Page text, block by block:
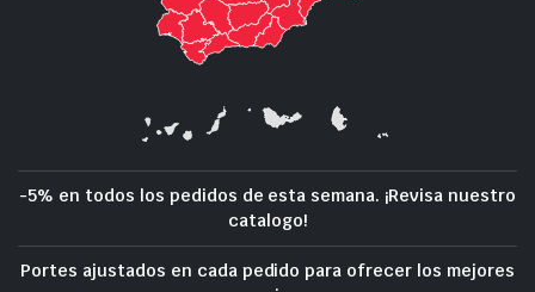
-5% en todos los pedidos de esta semana. ¡Revisa nuestro
catalogo!
Portes ajustados en cada pedido para ofrecer los mejores